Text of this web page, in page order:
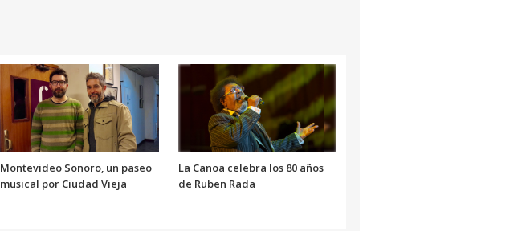
disminuir
volumen.
Montevideo Sonoro, un paseo
musical por Ciudad Vieja
La Canoa celebra los 80 años
de Ruben Rada